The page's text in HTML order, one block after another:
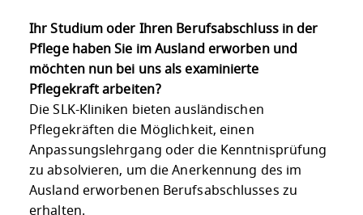
Ihr Studium oder Ihren Berufsabschluss in der
Pflege haben Sie im Ausland erworben und
möchten nun bei uns als examinierte
Pflegekraft arbeiten?
Die SLK-Kliniken bieten ausländischen
Pflegekräften die Möglichkeit, einen
Anpassungslehrgang oder die Kenntnisprüfung
zu absolvieren, um die Anerkennung des im
Ausland erworbenen Berufsabschlusses zu
erhalten.